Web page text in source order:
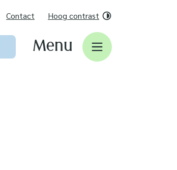
Contact Hoog contrast
Menu